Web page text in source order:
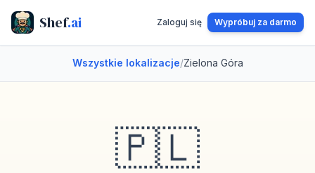
Shef.ai Zaloguj się Wypróbuj za darmo
Wszystkie lokalizacje/Zielona Góra
🇵🇱